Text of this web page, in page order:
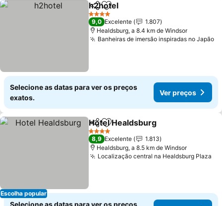
PartilharAdicionar aos favoritos
h2hotel
4 Estrelas
9,0 Excelente
1.807
Healdsburg, a 8.4 km de Windsor
Banheiras de imersão inspiradas no Japão
Selecione as datas para ver os preços
exatos.
Ver preços
Escolha popular
PartilharAdicionar aos favoritos
Hotel Healdsburg
4 Estrelas
8,9 Excelente
1.813
Healdsburg, a 8.5 km de Windsor
Localização central na Healdsburg Plaza
Selecione as datas para ver os preços